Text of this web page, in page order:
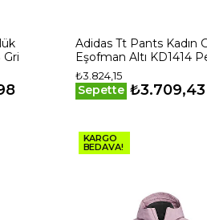
Gri
Adidas Tt Pants Kadın
Eşofman Altı KD1414
₺3.824,15
Sepette ₺3.709,43
KARGO
BEDAVA!